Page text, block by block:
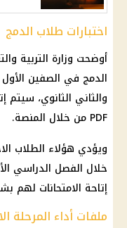
اختبارات طلاب الدمج
أوضحت وزارة التربية
الدمج في الصفين الأول
والثاني الثانوي، سيتم
PDF من خلال المنصة.
ويؤدي هؤلاء الطلاب
خلال الفصل الدراسي
إتاحة الامتحانات لهم
ملفات أداء المرحلة